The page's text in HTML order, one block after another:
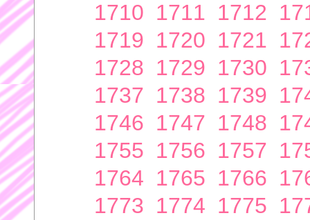
1710 1711 1712
1719 1720 1721
1728 1729 1730
1737 1738 1739
1746 1747 1748
1755 1756 1757
1764 1765 1766
1773 1774 1775